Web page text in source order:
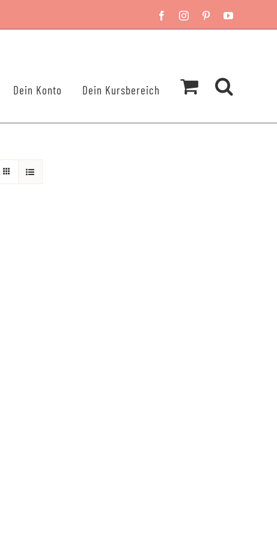
FacebookInstagram
Pinterest
Dein Konto Dein Kursbereich